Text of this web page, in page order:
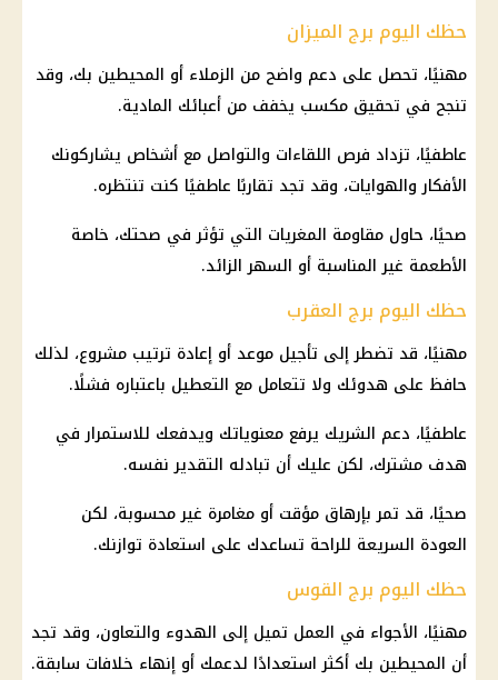
حظك اليوم برج الميزان
مهنيًا، تحصل على دعم واضح من الزملاء أو المحيطين بك، وقد
تنجح في تحقيق مكسب يخفف من أعبائك المادية.
عاطفيًا، تزداد فرص اللقاءات والتواصل مع أشخاص يشاركونك
الأفكار والهوايات، وقد تجد تقاربًا عاطفيًا كنت تنتظره.
صحيًا، حاول مقاومة المغريات التي تؤثر في صحتك، خاصة
الأطعمة غير المناسبة أو السهر الزائد.
حظك اليوم برج العقرب
مهنيًا، قد تضطر إلى تأجيل موعد أو إعادة ترتيب مشروع، لذلك
حافظ على هدوئك ولا تتعامل مع التعطيل باعتباره فشلًا.
عاطفيًا، دعم الشريك يرفع معنوياتك ويدفعك للاستمرار في
هدف مشترك، لكن عليك أن تبادله التقدير نفسه.
صحيًا، قد تمر بإرهاق مؤقت أو مغامرة غير محسوبة، لكن
العودة السريعة للراحة تساعدك على استعادة توازنك.
حظك اليوم برج القوس
مهنيًا، الأجواء في العمل تميل إلى الهدوء والتعاون، وقد تجد
أن المحيطين بك أكثر استعدادًا لدعمك أو إنهاء خلافات سابقة.